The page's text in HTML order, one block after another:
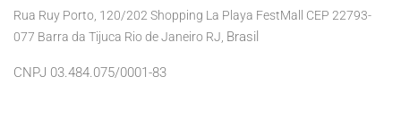
Rua Ruy Porto, 120/202 Shopping La Playa FestMall CEP 22793-
077 Barra da Tijuca Rio de Janeiro RJ, Brasil
CNPJ 03.484.075/0001-83